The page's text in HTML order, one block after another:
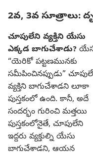
2వ, 3వ సూత్రాలు:
చూపులేని వ్యక్తిని యేసు
ఎక్కడ బాగుచేశాడు?
“యెరికో పట్టణమునకు
సమీపించినప్పుడు”
వ్యక్తిని బాగుచేశాడని లూకా
పుస్తకంలో ఉంది. కానీ, అదే
సందర్భం గురించి మత్తయి
పుస్తకంలోనైతే, చూపులేని
ఇద్దరు వ్యక్తుల్ని యేసు
బాగుచేశాడని, ఆయన